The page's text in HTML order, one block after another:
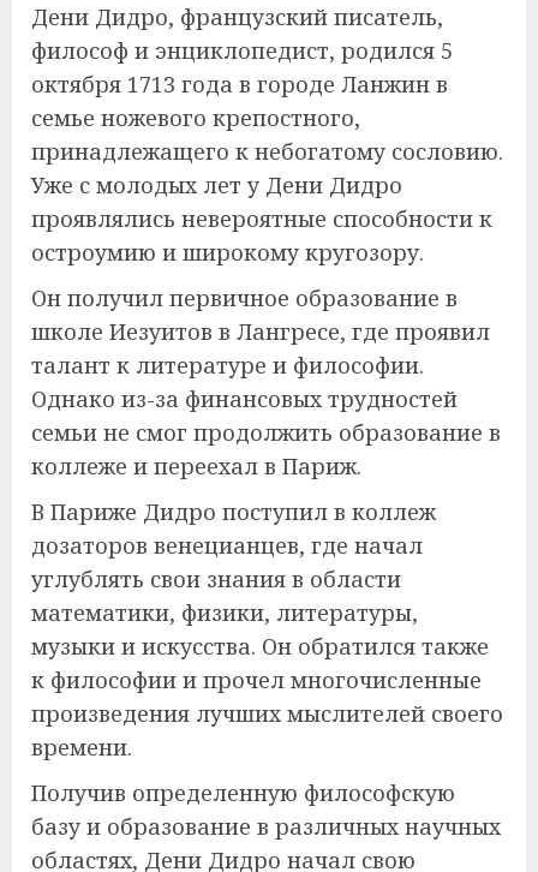
Дени Дидро, французский писатель,
философ и энциклопедист, родился 5
октября 1713 года в городе Ланжин в
семье ножевого крепостного,
принадлежащего к небогатому сословию.
Уже с молодых лет у Дени Дидро
проявлялись невероятные способности к
остроумию и широкому кругозору.
Он получил первичное образование в
школе Иезуитов в Лангресе, где проявил
талант к литературе и философии.
Однако из-за финансовых трудностей
семьи не смог продолжить образование в
коллеже и переехал в Париж.
В Париже Дидро поступил в коллеж
дозаторов венецианцев, где начал
углублять свои знания в области
математики, физики, литературы,
музыки и искусства. Он обратился также
к философии и прочел многочисленные
произведения лучших мыслителей своего
времени.
Получив определенную философскую
базу и образование в различных научных
областях, Дени Дидро начал свою